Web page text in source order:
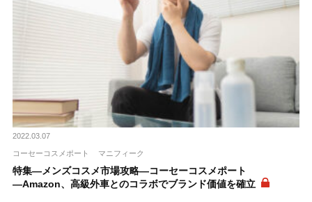
2022.03.07
コーセーコスメポート マニフィーク
特集―メンズコスメ市場攻略―コーセーコスメポート
―Amazon、高級外車とのコラボでブランド価値を確立